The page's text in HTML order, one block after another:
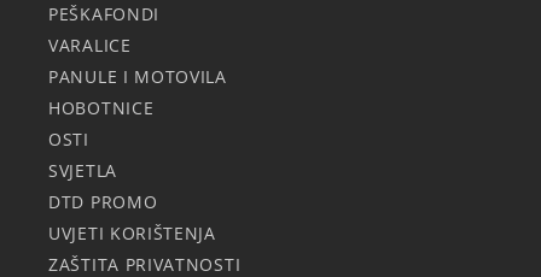
PEŠKAFONDI
VARALICE
PANULE I MOTOVILA
HOBOTNICE
OSTI
SVJETLA
DTD PROMO
UVJETI KORIŠTENJA
ZAŠTITA PRIVATNOSTI